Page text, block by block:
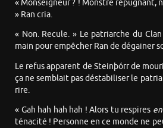
« Monseigneur ? ! Monstre répugnant,
» Ran cria.
« Non. Recule. » Le patriarche du
main pour empêcher Ran de dégainer
Le refus apparent de Steinþórr de
ça ne semblait pas déstabiliser le
rire.
« Gah hah hah hah ! Alors tu respires
ténacité ! Personne en ce monde ne